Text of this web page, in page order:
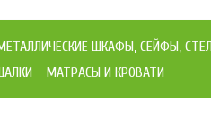
ШКАФЫ, СЕЙФЫ,
МАТРАСЫ И КРОВАТИ